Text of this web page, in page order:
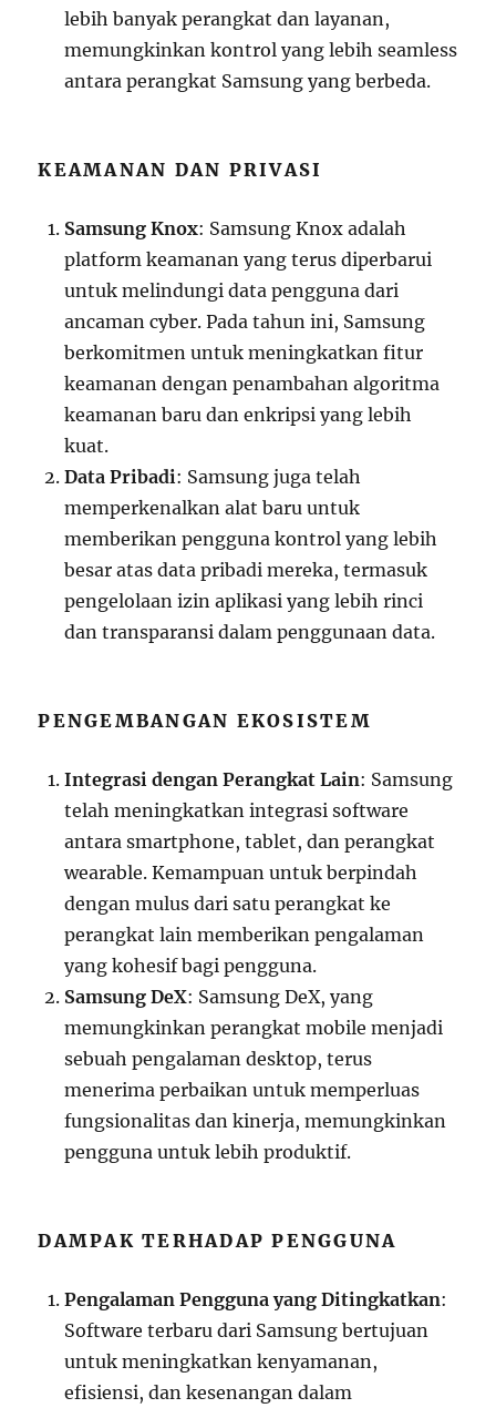
lebih banyak perangkat dan layanan,
memungkinkan kontrol yang lebih seamless
antara perangkat Samsung yang berbeda.
KEAMANAN DAN PRIVASI
Samsung Knox: Samsung Knox adalah
platform keamanan yang terus diperbarui
untuk melindungi data pengguna dari
ancaman cyber. Pada tahun ini, Samsung
berkomitmen untuk meningkatkan fitur
keamanan dengan penambahan algoritma
keamanan baru dan enkripsi yang lebih
kuat.
Data Pribadi: Samsung juga telah
memperkenalkan alat baru untuk
memberikan pengguna kontrol yang lebih
besar atas data pribadi mereka, termasuk
pengelolaan izin aplikasi yang lebih rinci
dan transparansi dalam penggunaan data.
PENGEMBANGAN EKOSISTEM
Integrasi dengan Perangkat Lain: Samsung
telah meningkatkan integrasi software
antara smartphone, tablet, dan perangkat
wearable. Kemampuan untuk berpindah
dengan mulus dari satu perangkat ke
perangkat lain memberikan pengalaman
yang kohesif bagi pengguna.
Samsung DeX: Samsung DeX, yang
memungkinkan perangkat mobile menjadi
sebuah pengalaman desktop, terus
menerima perbaikan untuk memperluas
fungsionalitas dan kinerja, memungkinkan
pengguna untuk lebih produktif.
DAMPAK TERHADAP PENGGUNA
Pengalaman Pengguna yang Ditingkatkan:
Software terbaru dari Samsung bertujuan
untuk meningkatkan kenyamanan,
efisiensi, dan kesenangan dalam